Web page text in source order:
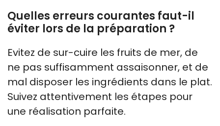
Quelles erreurs courantes faut-il
éviter lors de la préparation ?
Evitez de sur-cuire les fruits de mer, de
ne pas suffisamment assaisonner, et de
mal disposer les ingrédients dans le plat.
Suivez attentivement les étapes pour
une réalisation parfaite.